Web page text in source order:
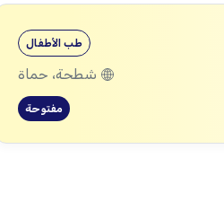
طب الأطفال
شطحة، حماة
مفتوحة